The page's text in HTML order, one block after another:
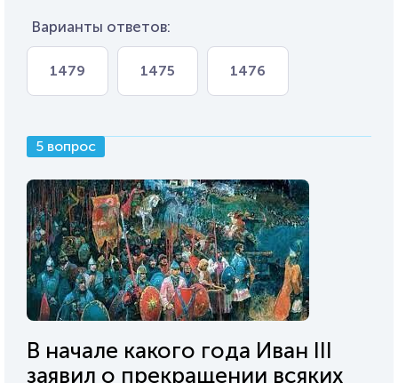
Варианты ответов:
1479 1475 1476
5 вопрос
В начале какого года Иван III
заявил о прекращении всяких